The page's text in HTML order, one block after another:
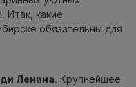
Итак, какие
обязательны для
Ленина. Крупнейшее